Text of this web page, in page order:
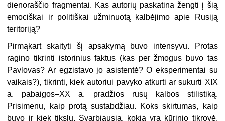
dienoraščio fragmentai. Kas autorių paskatina žengti į šią
emociškai ir politiškai užminuotą kalbėjimo apie Rusiją
teritoriją?
Pirmąkart skaityti šį apsakymą buvo intensyvu. Protas
ragino tikrinti istorinius faktus (kas per žmogus buvo tas
Pavlovas? Ar egzistavo jo asistentė? O eksperimentai su
vaikais?), tikrinti, kiek autoriui pavyko atkurti ar sukurti XIX
a. pabaigos–XX a. pradžios rusų kalbos stilistiką.
Prisimenu, kaip protą sustabdžiau. Koks skirtumas, kaip
buvo ir kiek tikslu. Svarbiausia, kokia yra kūrinio tikrovė.